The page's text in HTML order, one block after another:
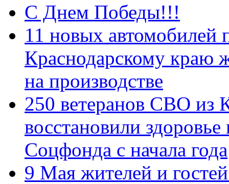
С Днем Победы!!!
11 новых автомобилей
Краснодарскому краю
на производстве
250 ветеранов СВО из
восстановили
Соцфонда с начала года
9 Мая жителей и